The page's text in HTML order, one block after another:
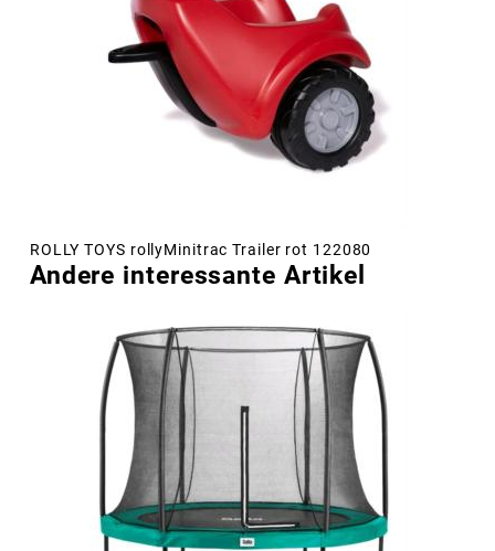
ROLLY TOYS rollyMinitrac Trailer rot 122080
Andere interessante Artikel